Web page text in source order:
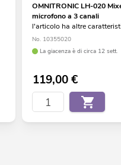
OMNITRONIC LH-020
microfono a 3 canali
l'articolo ha altre
No. 10355020
La giacenza è di circa 12 sett.
119,00€